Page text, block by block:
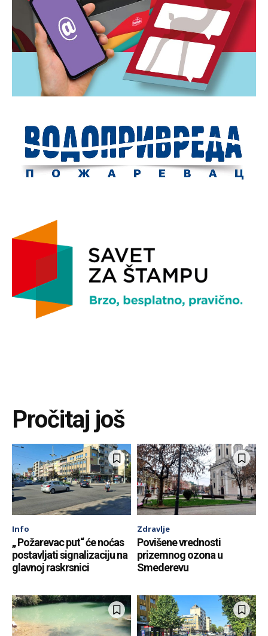
Pročitaj još
Info
„ Požarevac put“ će noćas
postavljati signalizaciju na
glavnoj raskrsnici
Zdravlje
Povišene vrednosti
prizemnog ozona u
Smederevu